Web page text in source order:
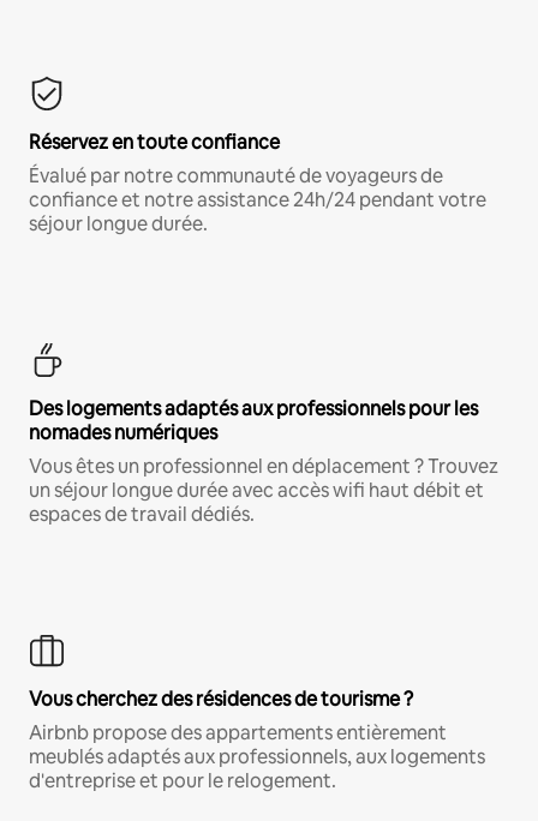
Réservez en toute confiance
Évalué par notre communauté de voyageurs de
confiance et notre assistance 24h/24 pendant votre
séjour longue durée.
Des logements adaptés aux professionnels pour les
nomades numériques
Vous êtes un professionnel en déplacement ? Trouvez
un séjour longue durée avec accès wifi haut débit et
espaces de travail dédiés.
Vous cherchez des résidences de tourisme ?
Airbnb propose des appartements entièrement
meublés adaptés aux professionnels, aux logements
d'entreprise et pour le relogement.